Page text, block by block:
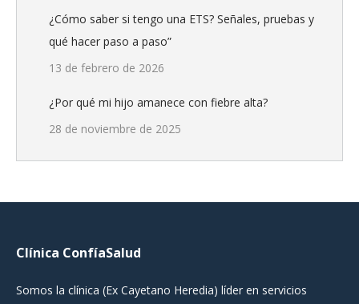
¿Cómo saber si tengo una ETS? Señales, pruebas y
qué hacer paso a paso”
13 de febrero de 2026
¿Por qué mi hijo amanece con fiebre alta?
28 de noviembre de 2025
Clínica ConfíaSalud
Somos la clínica (Ex Cayetano Heredia) líder en servicios